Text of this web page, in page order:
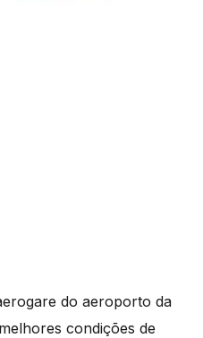
do aeroporto da
condições de